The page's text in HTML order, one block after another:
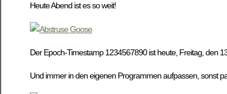
Heute Abend ist es so weit!
Der Epoch-Timestamp 1234567890 ist heute, Freitag, den
Und immer in den eigenen Programmen aufpassen, sonst